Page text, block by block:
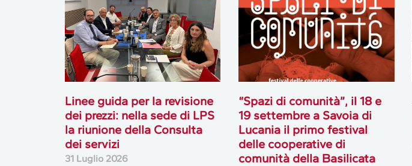
Linee guida per la revisione
dei prezzi: nella sede di LPS
la riunione della Consulta
dei servizi
31 Luglio 2026
“Spazi di comunità”, il 18 e
19 settembre a Savoia di
Lucania il primo festival
delle cooperative di
comunità della Basilicata